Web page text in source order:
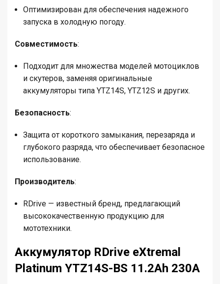
Оптимизирован для обеспечения надежного
запуска в холодную погоду.
Совместимость:
Подходит для множества моделей мотоциклов
и скутеров, заменяя оригинальные
аккумуляторы типа YTZ14S, YTZ12S и других.
Безопасность:
Защита от короткого замыкания, перезаряда и
глубокого разряда, что обеспечивает безопасное
использование.
Производитель:
RDrive — известный бренд, предлагающий
высококачественную продукцию для
мототехники.
Аккумулятор RDrive eXtremal
Platinum YTZ14S-BS 11.2Ah 230A